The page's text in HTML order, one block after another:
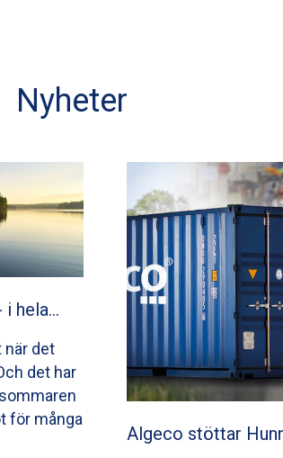
Nyheter
i hela…
när det
det har
för många
Algeco stöttar